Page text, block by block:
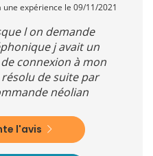
expérience le 09/11/2021
l on demande
j avait un
connexion à mon
de suite par
néolian
l'avis